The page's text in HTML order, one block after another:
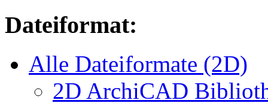
Dateiformat:
Alle Dateiformate (2D)
2D ArchiCAD